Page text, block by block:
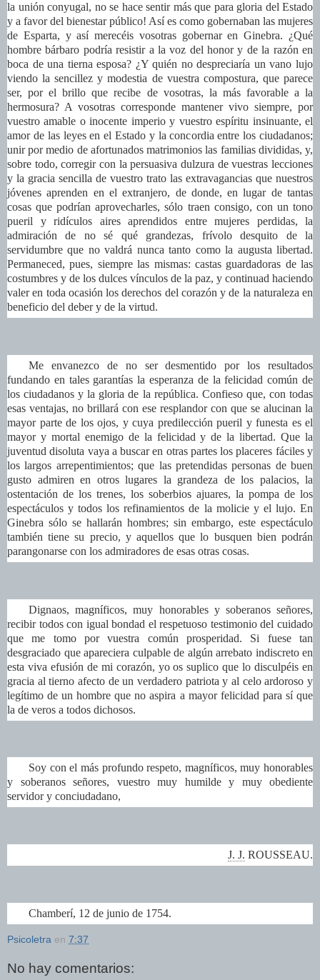
la unión conyugal, no se hace sentir más que para gloria del Estado
y a favor del bienestar público! Así es como gobernaban las mujeres
de Esparta, y así merecéis vosotras gobernar en Ginebra. ¿Qué
hombre bárbaro podría resistir a la voz del honor y de la razón en
boca de una tierna esposa? ¿Y quién no despreciaría un vano lujo
viendo la sencillez y modestia de vuestra compostura, que parece
ser, por el brillo que recibe de vosotras, la más favorable a la
hermosura? A vosotras corresponde mantener vivo siempre, por
vuestro amable o inocente imperio y vuestro espíritu insinuante, el
amor de las leyes en el Estado y la concordia entre los ciudadanos;
unir por medio de afortunados matrimonios las familias divididas, y,
sobre todo, corregir con la persuasiva dulzura de vuestras lecciones
y la gracia sencilla de vuestro trato las extravagancias que nuestros
jóvenes aprenden en el extranjero, de donde, en lugar de tantas
cosas que podrían aprovecharles, sólo traen consigo, con un tono
pueril y ridículos aires aprendidos entre mujeres perdidas, la
admiración de no sé qué grandezas, frívolo desquito de la
servidumbre que no valdrá nunca tanto como la augusta libertad.
Permaneced, pues, siempre las mismas: castas guardadoras de las
costumbres y de los dulces vínculos de la paz, y continuad haciendo
valer en toda ocasión los derechos del corazón y de la naturaleza en
beneficio del deber y de la virtud.
Me envanezco de no ser desmentido por los resultados
fundando en tales garantías la esperanza de la felicidad común de
los ciudadanos y la gloria de la república. Confieso que, con todas
esas ventajas, no brillará con ese resplandor con que se alucinan la
mayor parte de los ojos, y cuya predilección pueril y funesta es el
mayor y mortal enemigo de la felicidad y de la libertad. Que la
juventud disoluta vaya a buscar en otras partes los placeres fáciles y
los largos arrepentimientos; que las pretendidas personas de buen
gusto admiren en otros lugares la grandeza de los palacios, la
ostentación de los trenes, los soberbios ajuares, la pompa de los
espectáculos y todos los refinamientos de la molicie y el lujo. En
Ginebra sólo se hallarán hombres; sin embargo, este espectáculo
también tiene su precio, y aquellos que lo busquen bien podrán
parangonarse con los admiradores de esas otras cosas.
Dignaos, magníficos, muy honorables y soberanos señores,
recibir todos con igual bondad el respetuoso testimonio del cuidado
que me tomo por vuestra común prosperidad. Si fuese tan
desgraciado que apareciera culpable de algún arrebato indiscreto en
esta viva efusión de mi corazón, yo os suplico que lo disculpéis en
gracia al tierno afecto de un verdadero patriota y al celo ardoroso y
legítimo de un hombre que no aspira a mayor felicidad para sí que
la de veros a todos dichosos.
Soy con el más profundo respeto, magníficos, muy honorables
y soberanos señores, vuestro muy humilde y muy obediente
servidor y conciudadano,
J. J. ROUSSEAU.
Chamberí, 12 de junio de 1754.
Psicoletra en 7:37
No hay comentarios: